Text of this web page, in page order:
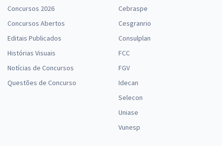
Concursos 2026
Concursos Abertos
Editais Publicados
Histórias Visuais
Notícias de Concursos
Questões de Concurso
Cebraspe
Cesgranrio
Consulplan
FCC
FGV
Idecan
Selecon
Uniase
Vunesp